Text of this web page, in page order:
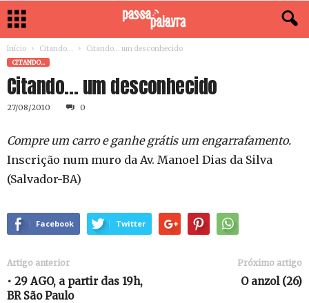
Início Citando... Citando… um desconhecido
CITANDO...
Citando… um desconhecido
27/08/2010 0
Compre um carro e ganhe grátis um engarrafamento.
Inscrição num muro da Av. Manoel Dias da Silva
(Salvador-BA)
Facebook Twitter
Artigo anterior
• 29 AGO, a partir das 19h,
BR São Paulo
Próximo artigo
O anzol (26)